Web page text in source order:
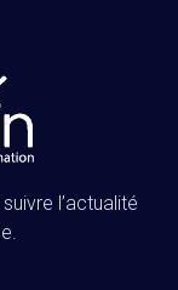
l’actualité